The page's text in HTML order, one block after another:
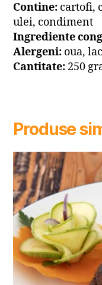
Contine: cartofi,
ulei, condiment
Ingrediente
Alergeni: oua,
Cantitate: 250
Produse